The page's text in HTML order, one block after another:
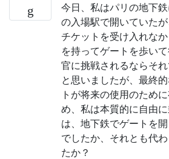
今日、私はパリの地下
の入場駅で開いていた
チケットを受け入れな
を持ってゲートを歩い
官に挑戦されるならそ
と思いましたが、最終
トが将来の使用のため
め、私は本質的に自由
は、地下鉄でゲートを
でしたか、それとも代
たか？